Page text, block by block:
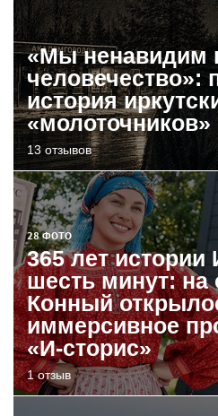
«Мы ненавидим
человечество»:
история
«молоточников»
13 отзывов
28 ФОТО
365 лет истории
шесть минут: на
Конный
иммерсивное
«И-сторис»
1 отзыв